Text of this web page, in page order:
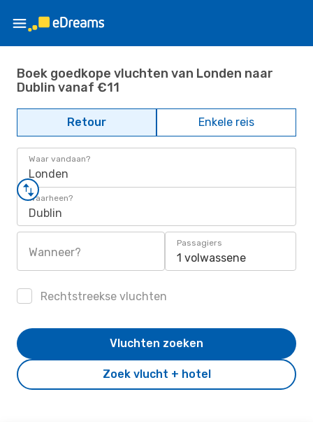
Boek goedkope vluchten van Londen naar
Dublin vanaf €11
Retour Enkele reis
Waar vandaan?
Londen
Waarheen?
Dublin
Wanneer?
Passagiers
1 volwassene
Rechtstreekse vluchten
Zoek vlucht + hotel
Vluchten zoeken